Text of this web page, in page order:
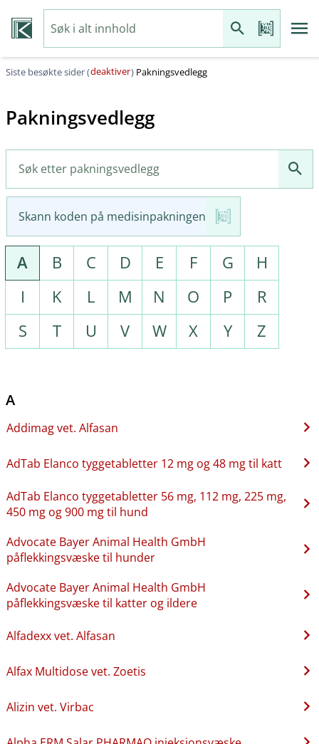
Siste besøkte sider (deaktiver) Pakningsvedlegg
Pakningsvedlegg
Skann koden på medisinpakningen
A B C D E F G
H
I
K L M N O P
R
S
T U V W X Y Z
A
Addimag vet. Alfasan
AdTab Elanco tyggetabletter 12 mg og 48 mg til katt
AdTab Elanco tyggetabletter 56 mg, 112 mg, 225 mg,
450 mg og 900 mg til hund
Advocate Bayer Animal Health GmbH
påflekkingsvæske til hunder
Advocate Bayer Animal Health GmbH
påflekkingsvæske til katter og ildere
Alfadexx vet. Alfasan
Alfax Multidose vet. Zoetis
Alizin vet. Virbac